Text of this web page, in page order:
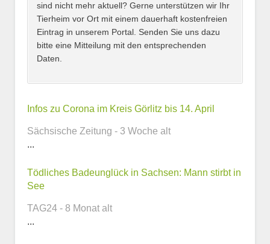
Kontaktmöglichkeiten
E-Mail-Adresse
sind nicht mehr aktuell? Gerne unterstützen wir Ihr
Tierheim vor Ort mit einem dauerhaft kostenfreien
Eintrag in unserem Portal. Senden Sie uns dazu
bitte eine Mitteilung mit den entsprechenden
Daten.
Infos zu Corona im Kreis Görlitz bis 14. April
Sächsische Zeitung - 3 Woche alt
...
Tödliches Badeunglück in Sachsen: Mann stirbt in
See
TAG24 - 8 Monat alt
...